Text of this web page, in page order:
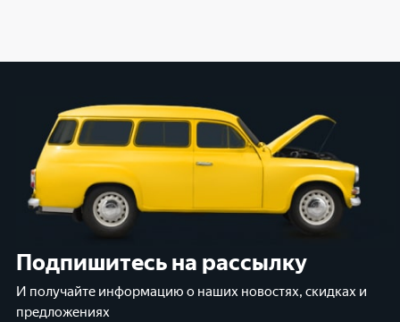
Подпишитесь на рассылку
И получайте информацию о наших новостях, скидках и
предложениях